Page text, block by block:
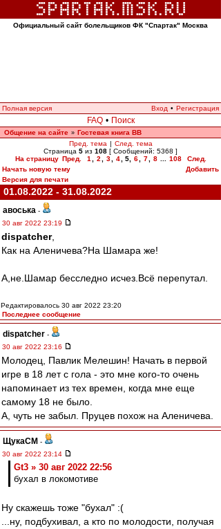
Официальный сайт болельщиков ФК "Спартак" Москва
Полная версия Вход • Регистрация
FAQ • Поиск
Общение на сайте » Гостевая книга ВВ
Пред. тема | След. тема
Страница 5 из 108 [ Сообщений: 5368 ]
На страницу Пред. 1 2 3 4 5, 6 7 8 108
След.
Начать новую тему
Добавить
Версия для печати
01.08.2022 - 31.08.2022
авоська -
30 авг 2022 23:19
dispatcher,
Как на Аленичева?На Шамара же!
А,не.Шамар бесследно исчез.Всё перепутал.
Редактировалось 30 авг 2022 23:20
Последнее сообщение
dispatcher -
30 авг 2022 23:16
Молодец, Павлик Мелешин! Начать в первой
игре в 18 лет с гола - это мне кого-то очень
напоминает из тех времен, когда мне еще
самому 18 не было.
А, чуть не забыл. Пруцев похож на Аленичева.
ЩукаСМ -
30 авг 2022 23:14
Gt3 » 30 авг 2022 22:56
бухал в локомотиве
Ну скажешь тоже "бухал" :(
...ну, подбухивал, а кто по молодости, получая